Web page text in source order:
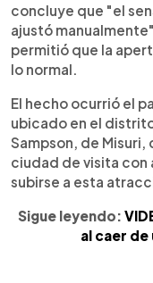
concluye que "el
ajustó
permitió que la
lo normal.
El hecho ocurrió el
ubicado en el
Sampson, de
ciudad de visita
subirse a esta
Sigue leyendo:
al caer